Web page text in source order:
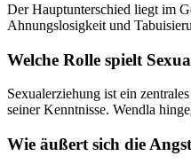
Der Hauptunterschied liegt im
Ahnungslosigkeit und
Welche Rolle spielt
Sexualerziehung ist ein
seiner Kenntnisse. Wendla
Wie äußert sich die